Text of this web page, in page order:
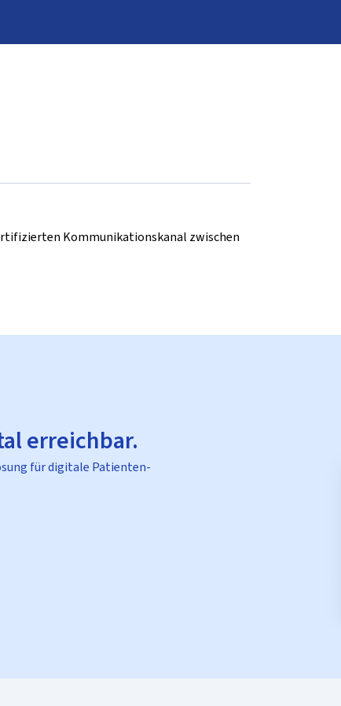
Kommunikationskanal zwischen
erreichbar.
für digitale Patienten-